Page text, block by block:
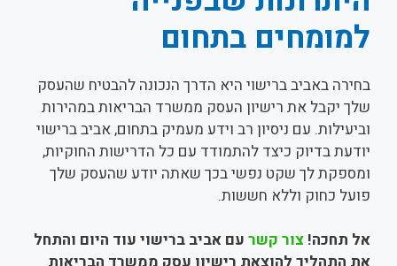
למומחים בתחום
בחירה באביב ברישוי היא הדרך הנכונה להבטיח שהעסק
שלך יקבל את רישיון העסק ממשרד הבריאות במהירות
וביעילות. עם ניסיון רב וידע מעמיק בתחום, אביב ברישוי
יודעת בדיוק כיצד להתמודד עם כל הדרישות החוקיות,
ומספקת לך שקט נפשי בכך שאתה יודע שהעסק שלך
פועל כחוק וללא חששות.
אל תחכה! צור קשר עם אביב ברישוי עוד היום והתחל